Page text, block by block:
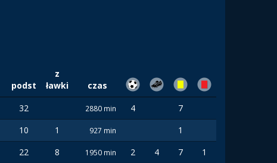
podst
z
ławki
czas
32 2880 min 4
7
10 1 927 min
1
22 8 1950 min 2 4 7
1